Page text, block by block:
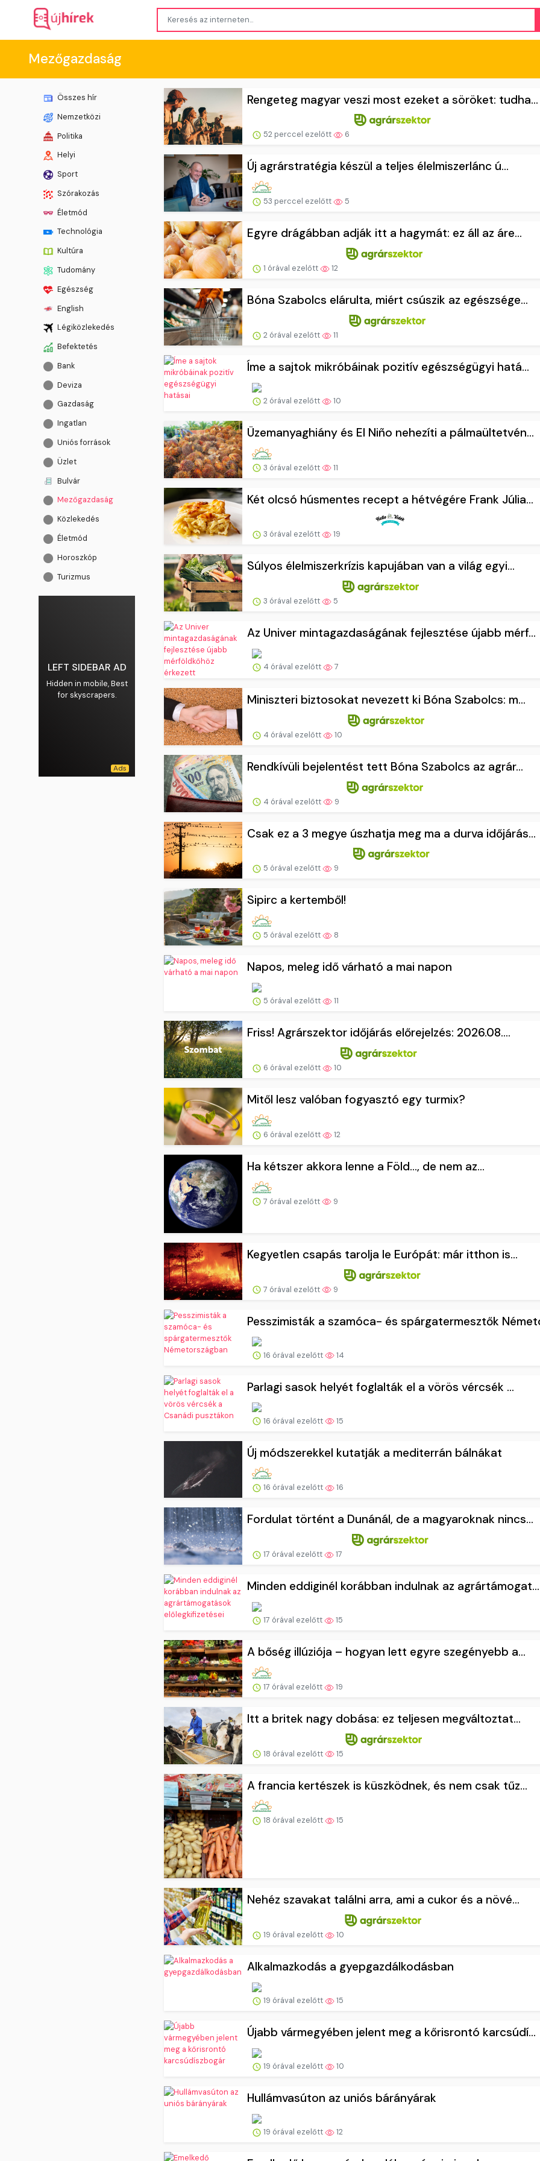
Mezőgazdaság
Összes hír
Nemzetközi
Politika
Helyi
Sport
Szórakozás
Életmód
Technológia
Kultúra
Tudomány
Egészség
English
Légiközlekedés
Befektetés
Bank
Deviza
Gazdaság
Ingatlan
Uniós források
Üzlet
Bulvár
Mezőgazdaság
Közlekedés
Életmód
Horoszkóp
Turizmus
LEFT SIDEBAR AD
Hidden in mobile, Best
for skyscrapers.
Rengeteg magyar veszi most ezeket a söröket: tudha...
52 perccel ezelőtt 6
Új agrárstratégia készül a teljes élelmiszerlánc ú...
53 perccel ezelőtt 5
Egyre drágábban adják itt a hagymát: ez áll az áre...
1 órával ezelőtt 12
Bóna Szabolcs elárulta, miért csúszik az egészsége...
2 órával ezelőtt 11
Íme a sajtok mikróbáinak pozitív egészségügyi hatá...
2 órával ezelőtt 10
Üzemanyaghiány és El Niño nehezíti a pálmaültetvén...
3 órával ezelőtt 11
Két olcsó húsmentes recept a hétvégére Frank Júlia...
3 órával ezelőtt 19
Súlyos élelmiszerkrízis kapujában van a világ egyi...
3 órával ezelőtt 5
Az Univer mintagazdaságának fejlesztése újabb mérf...
4 órával ezelőtt 7
Miniszteri biztosokat nevezett ki Bóna Szabolcs: m...
4 órával ezelőtt 10
Rendkívüli bejelentést tett Bóna Szabolcs az agrár...
4 órával ezelőtt 9
Csak ez a 3 megye úszhatja meg ma a durva időjárás...
5 órával ezelőtt 9
Sipirc a kertemből!
5 órával ezelőtt 8
Napos, meleg idő várható a mai napon
5 órával ezelőtt 11
Friss! Agrárszektor időjárás előrejelzés: 2026.08....
6 órával ezelőtt 10
Mitől lesz valóban fogyasztó egy turmix?
6 órával ezelőtt 12
Ha kétszer akkora lenne a Föld…, de nem az…
7 órával ezelőtt 9
Kegyetlen csapás tarolja le Európát: már itthon is...
7 órával ezelőtt 9
Pesszimisták a szamóca- és spárgatermesztők
16 órával ezelőtt 14
Parlagi sasok helyét foglalták el a vörös vércsék ...
16 órával ezelőtt 15
Új módszerekkel kutatják a mediterrán bálnákat
16 órával ezelőtt 16
Fordulat történt a Dunánál, de a magyaroknak nincs...
17 órával ezelőtt 17
Minden eddiginél korábban indulnak az agrártámogat...
17 órával ezelőtt 15
A bőség illúziója – hogyan lett egyre szegényebb a...
17 órával ezelőtt 19
Itt a britek nagy dobása: ez teljesen megváltoztat...
18 órával ezelőtt 15
A francia kertészek is küszködnek, és nem csak tűz...
18 órával ezelőtt 15
Nehéz szavakat találni arra, ami a cukor és a növé...
19 órával ezelőtt 10
Alkalmazkodás a gyepgazdálkodásban
19 órával ezelőtt 15
Újabb vármegyében jelent meg a kőrisrontó karcsúdí...
19 órával ezelőtt 10
Hullámvasúton az uniós bárányárak
19 órával ezelőtt 12